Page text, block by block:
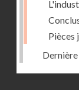
Pièces